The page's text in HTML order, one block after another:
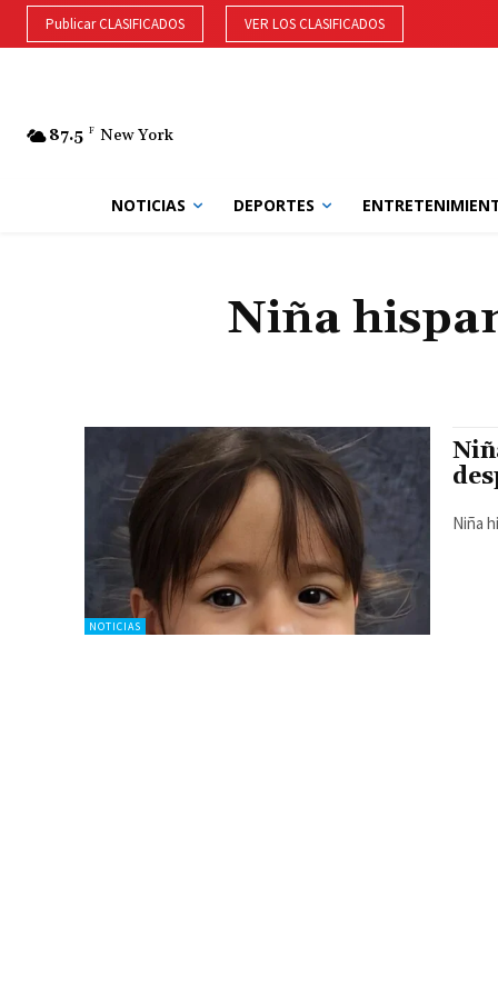
Publicar CLASIFICADOS VER LOS CLASIFICADOS
87.5 F New York
NOTICIAS DEPORTES
Niña
NOTICIAS
Niña